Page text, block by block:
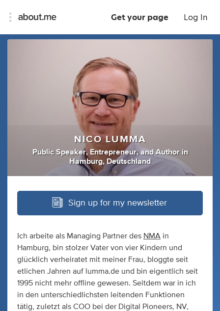
Get your page Log In
NICO LUMMA
Public Speaker, Entrepreneur, andAuthor in
Hamburg, Deutschland
Sign up for my newsletter
Ich arbeite als Managing Partner des NMA in
Hamburg, bin stolzer Vater von vier Kindern und
glücklich verheiratet mit meiner Frau, bloggte seit
etlichen Jahren auf lumma.de und bin eigentlich seit
1995 nicht mehr offline gewesen. Seitdem war in ich
in den unterschiedlichsten leitenden Funktionen
tätig, zuletzt als COO bei der Digital Pioneers, NV,